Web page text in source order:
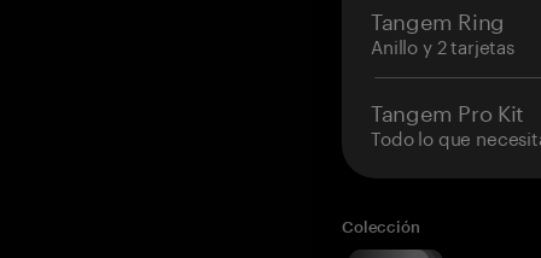
Tangem Ring
Anillo y 2 tarjetas
Tangem Pro Kit
Todo lo que
Colección